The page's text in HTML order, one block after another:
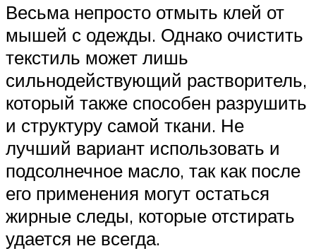
Весьма непросто отмыть клей от
мышей с одежды. Однако очистить
текстиль может лишь
сильнодействующий растворитель,
который также способен разрушить
и структуру самой ткани. Не
лучший вариант использовать и
подсолнечное масло, так как после
его применения могут остаться
жирные следы, которые отстирать
удается не всегда.